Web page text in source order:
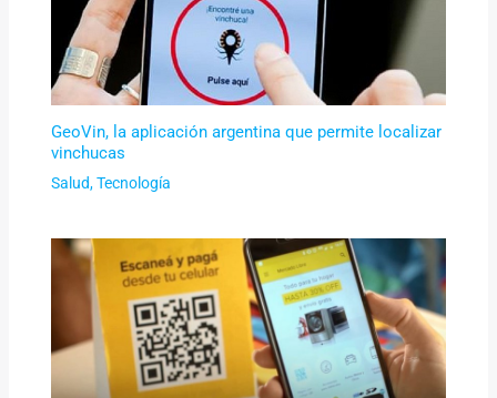
GeoVin, la aplicación argentina que permite localizar
vinchucas
Salud,Tecnología